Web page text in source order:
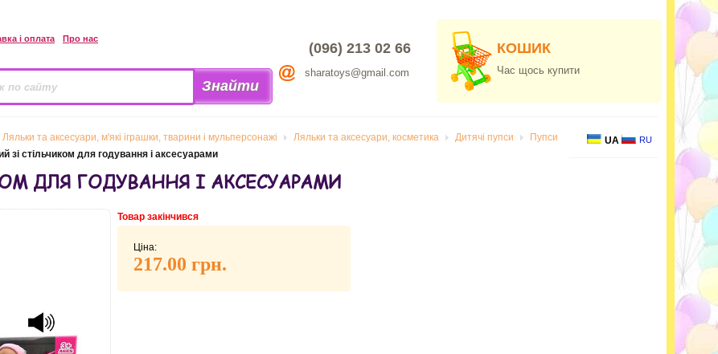
і оплата Про нас
(096) 213 02 66
sharatoys@gmail.com
КОШИК
Час щось купити
Ляльки та аксесуари, м'які іграшки, тварини і мульперсонажі Ляльки та аксесуари, косметика Дитячі пупси
Пупси
зі стільчиком для годування і аксесуарами
UA RU
ДЛЯ ГОДУВАННЯ І АКСЕСУАРАМИ
Товар закінчився
Ціна:
217.00 грн.